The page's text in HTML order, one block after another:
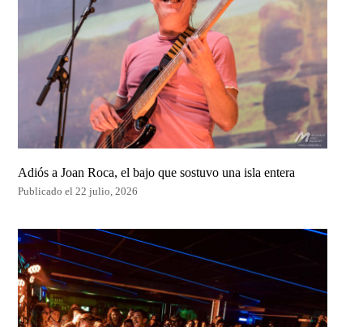
Adiós a Joan Roca, el bajo que sostuvo una isla entera
Publicado el 22 julio, 2026